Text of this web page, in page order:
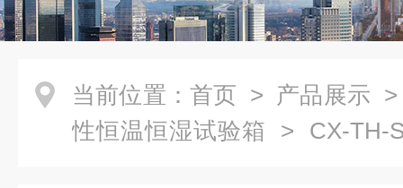
当前位置： 首页 > 产品展示
性恒温恒湿试验箱 > CX-TH-